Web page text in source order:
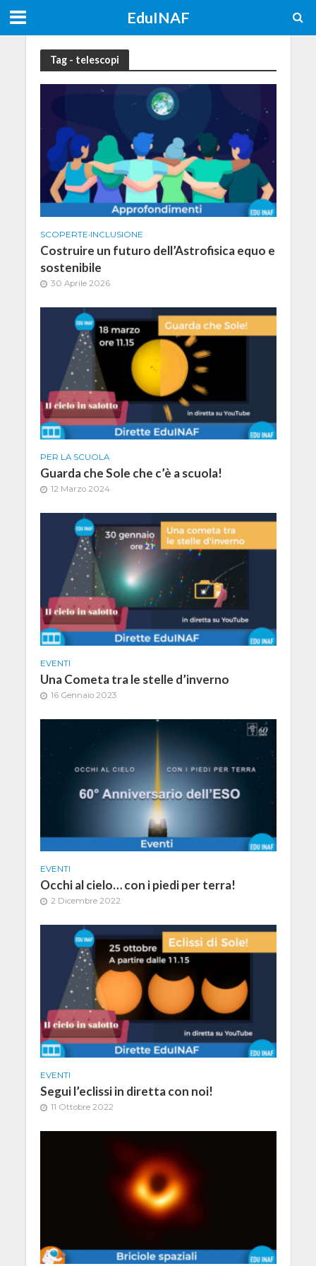
EduINAF
Tag - telescopi
SCOPERTE•INCLUSIONE
Costruire un futuro dell’Astrofisica equo e
sostenibile
30 Aprile 2026
PER LA SCUOLA
Guarda che Sole che c’è a scuola!
12 Marzo 2024
EVENTI
Una Cometa tra le stelle d’inverno
16 Gennaio 2023
EVENTI
Occhi al cielo… con i piedi per terra!
2 Dicembre 2022
EVENTI
Segui l’eclissi in diretta con noi!
11 Ottobre 2022